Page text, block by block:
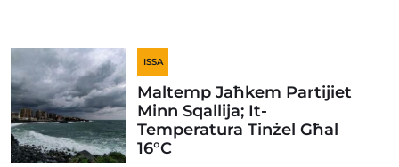
ISSA
Maltemp Jaħkem Partijiet
Minn Sqallija; It-
Temperatura Tinżel Għal
16°C